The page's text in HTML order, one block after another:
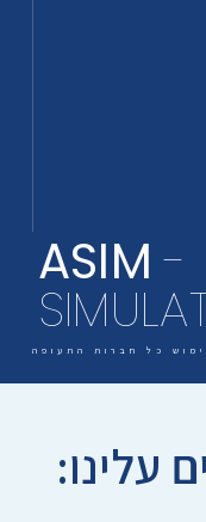
ASIM-
כל חברות התעופה
עלינו: